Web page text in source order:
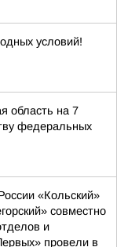
условий!
область на 7
федеральных
«Кольский»
совместно
и
провели в